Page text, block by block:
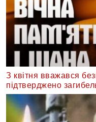
З квітня вважався
підтверджено